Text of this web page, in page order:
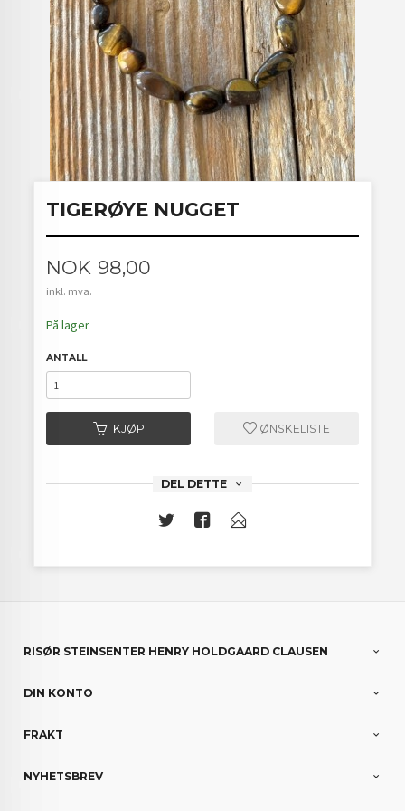
TIGERØYE NUGGET
Pris
NOK 98,00
inkl. mva.
På lager
ANTALL
KJØP ØNSKELISTE
DEL DETTE
RISØR STEINSENTER HENRY HOLDGAARD CLAUSEN
DIN KONTO
FRAKT
NYHETSBREV